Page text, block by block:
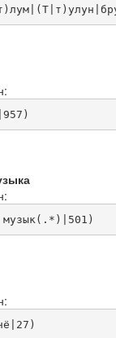
музык(.*)|501)